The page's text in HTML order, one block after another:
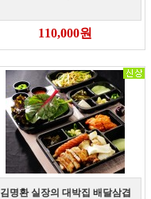
110,000원
김명환 실장의 대박집 배달삼겹